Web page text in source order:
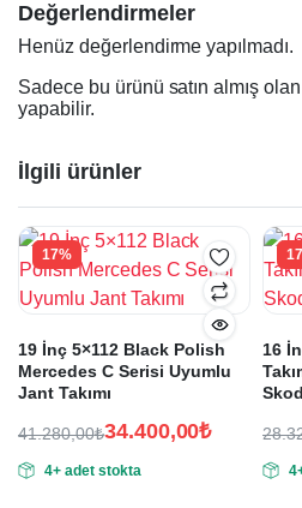
Değerlendirmeler
Henüz değerlendirme yapılmadı.
Sadece bu ürünü satın almış
yapabilir.
İlgili ürünler
17%
19 İnç 5×112 Black Polish
Mercedes C Serisi Uyumlu
Jant Takımı
41.280,00₺
fiyat:
34.400,00₺
andaki
4+ adet stokta
16